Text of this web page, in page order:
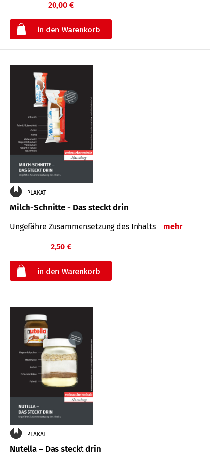
20,00 €
PLAKAT
Milch-Schnitte - Das steckt drin
Ungefähre Zu­sammen­setzung des Inhalts mehr
2,50 €
PLAKAT
Nutella – Das steckt drin